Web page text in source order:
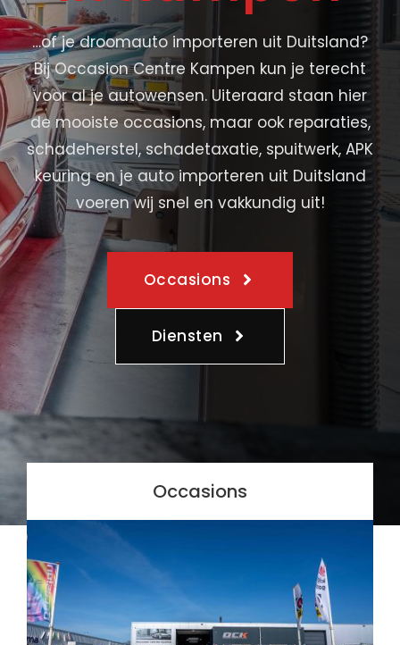
…of je droomauto importeren uit Duitsland?
Bij Occasion Centre Kampen kun je terecht
voor al je autowensen. Uiteraard staan hier
de mooiste occasions, maar ook reparaties,
schadeherstel, schadetaxatie, spuitwerk, APK
keuring en je auto importeren uit Duitsland
voeren wij snel en vakkundig uit!
Occasions
Diensten
Occasions